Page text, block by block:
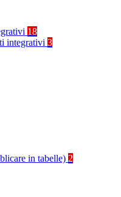
18
integrativi 3
in tabelle) 2